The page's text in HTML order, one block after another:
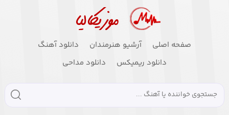
صفحه اصلی آرشیو هنرمندان
دانلود آهنگ
دانلود ریمیکس
دانلود مداحی